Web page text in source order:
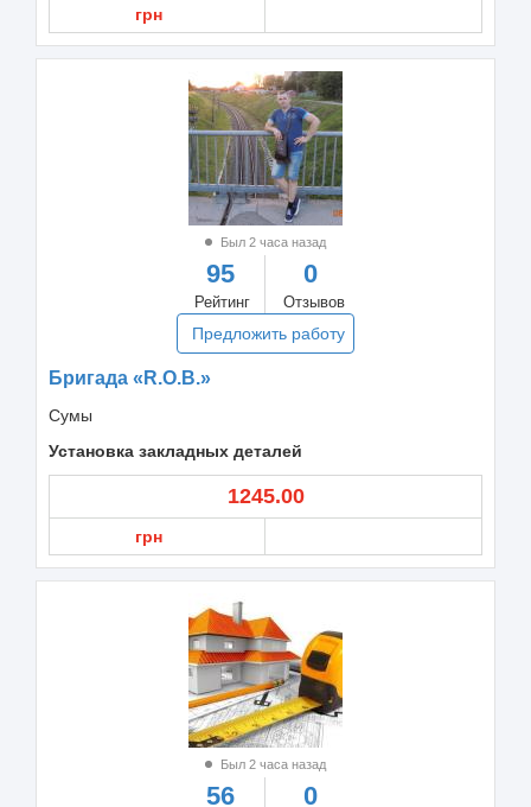
грн
Был 2 часа назад
95
Рейтинг
0
Отзывов
Предложить работу
Бригада «R.O.B.»
Сумы
Установка закладных деталей
1245.00
грн
Был 2 часа назад
56 0